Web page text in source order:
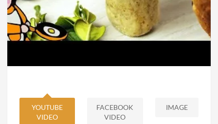
YOUTUBE
VIDEO
FACEBOOK
VIDEO
IMAGE